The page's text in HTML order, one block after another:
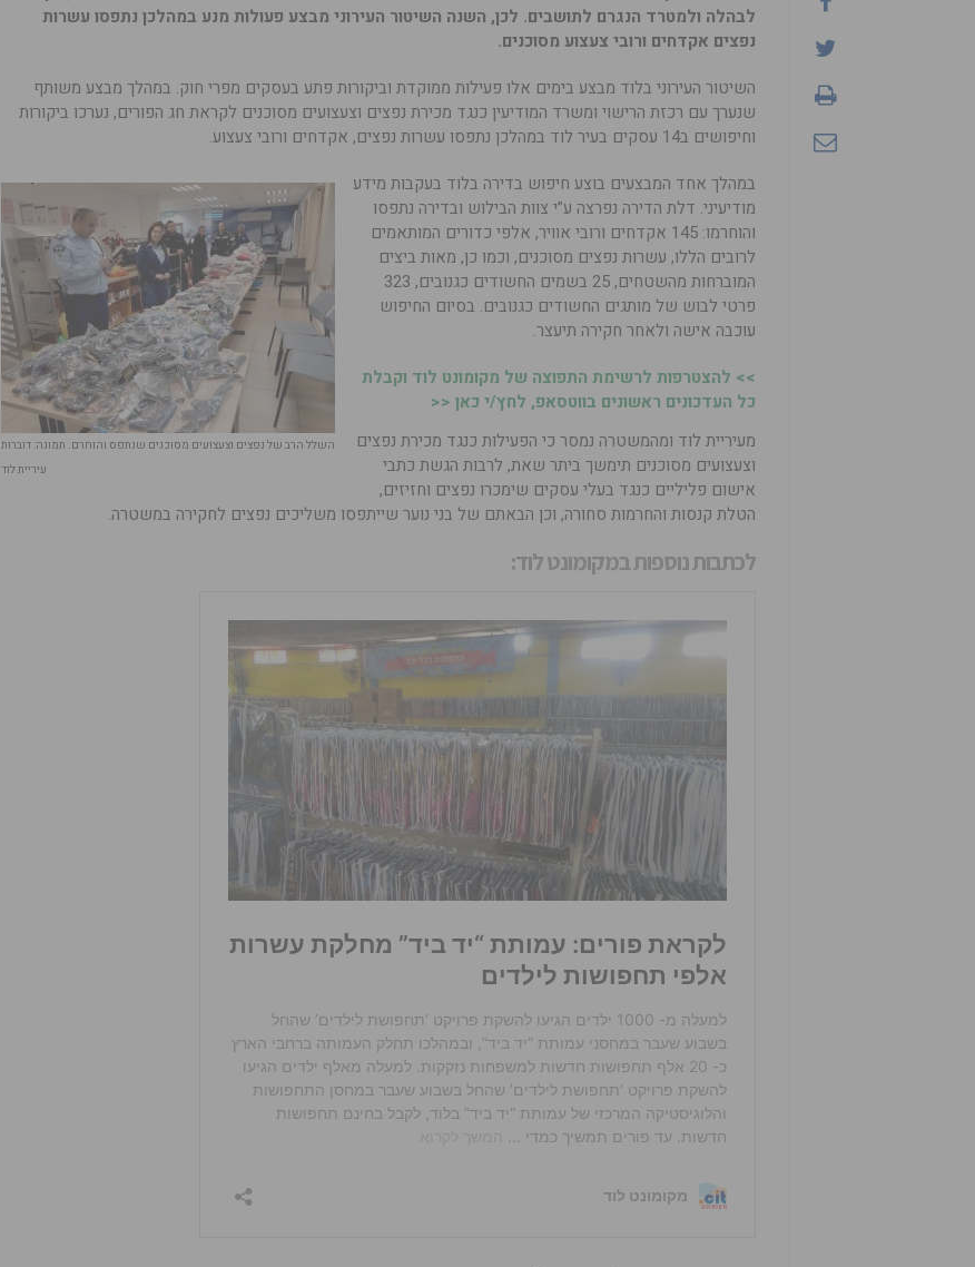
לבהלה ולמטרד הנגרם לתושבים. לכן, השנה השיטור העירוני מבצע פעולות מנע במהלכן נתפסו עשרות
נפצים אקדחים ורובי צעצוע מסוכנים.
השיטור העירוני בלוד מבצע בימים אלו פעילות ממוקדת וביקורות פתע בעסקים מפרי חוק. במהלך מבצע משותף
שנערך עם רכזת הרישוי ומשרד המודיעין כנגד מכירת נפצים וצעצועים מסוכנים לקראת חג הפורים, נערכו ביקורות
וחיפושים ב14 עסקים בעיר לוד במהלכן נתפסו עשרות נפצים, אקדחים ורובי צעצוע.
השלל הרב של נפצים וצעצועים מסוכנים שנתפס והוחרם. תמונה: דוברות
עיריית לוד
במהלך אחד המבצעים בוצע חיפוש בדירה בלוד בעקבות מידע
מודיעיני. דלת הדירה נפרצה ע”י צוות הבילוש ובדירה נתפסו
והוחרמו: 145 אקדחים ורובי אוויר, אלפי כדורים המותאמים
לרובים הללו, עשרות נפצים מסוכנים, וכמו כן, מאות ביצים
המוברחות מהשטחים, 25 בשמים החשודים כגנובים, 323
פרטי לבוש של מותגים החשודים כגנובים. בסיום החיפוש
עוכבה אישה ולאחר חקירה תיעצר.
>> להצטרפות לרשימת התפוצה של מקומונט לוד וקבלת
כל העדכונים ראשונים בווטסאפ, לחץ/י כאן <<
מעיריית לוד ומהמשטרה נמסר כי הפעילות כנגד מכירת נפצים
וצעצועים מסוכנים תימשך ביתר שאת, לרבות הגשת כתבי
אישום פליליים כנגד בעלי עסקים שימכרו נפצים וחזיזים,
הטלת קנסות והחרמות סחורה, וכן הבאתם של בני נוער שייתפסו משליכים נפצים לחקירה במשטרה.
לכתבות נוספות במקומונט לוד: